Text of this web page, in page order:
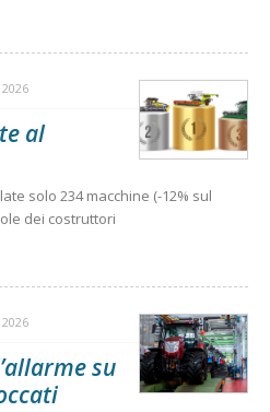
al
solo 234 macchine (-12% sul
dei costruttori
su